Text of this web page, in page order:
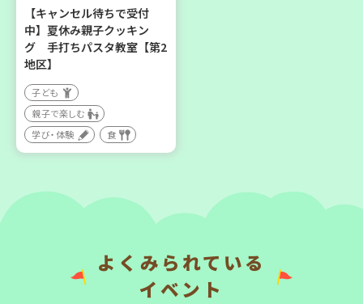
加古川市
コープ神吉 子育てひろば
子ども
親子で楽しむ
親子で楽しむ
日(月)
2026年
9 14 26日(土)
【キャンセル待ちで受付
中】夏休み親子クッキン
グ 手打ちパスタ教室【第2
地区】
子ども
親子で楽しむ
学び・体験
食
よくみられている
イベント